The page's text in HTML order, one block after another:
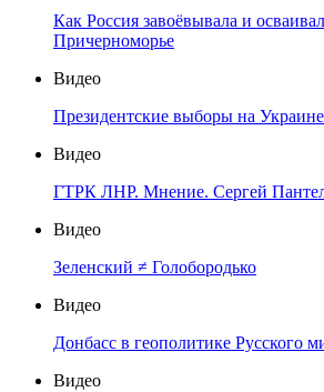
Как Россия завоёвывала и
Причерноморье
Видео
Президентские выборы на
Видео
ГТРК ЛНР. Мнение. Сергей
Видео
Зеленский ≠ Голобородько
Видео
Донбасс в геополитике Русского
Видео